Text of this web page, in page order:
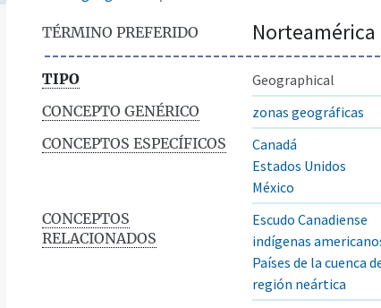
TÉRMINO PREFERIDO Norteamérica
TIPO
Geographical
CONCEPTO GENÉRICO
zonas geográficas
CONCEPTOS ESPECÍFICOS
Canadá
Estados Unidos
México
CONCEPTOS
RELACIONADOS
Escudo Canadiense
indígenas
Países de la cuenca
región neártica